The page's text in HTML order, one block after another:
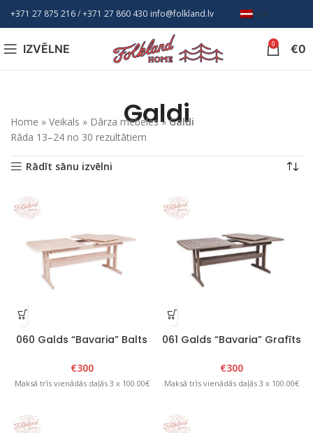
+371 27 875 216/ +371 27 860 430 info@folkland.lv LV
IZVĒLNE 0 €0
Galdi
Home » Veikals » Dārza mēbeles »Galdi
Rāda 13–24 no 30 rezultātiem
Rādīt sānu izvēlni
060 Galds “Bavaria” Balts
€300
Maksā trīs vienādās daļās 3 x 100.00€
061 Galds “Bavaria” Grafīts
€300
Maksā trīs vienādās daļās 3 x 100.00€